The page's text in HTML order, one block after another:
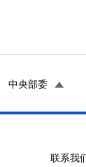
中央部委
联系我